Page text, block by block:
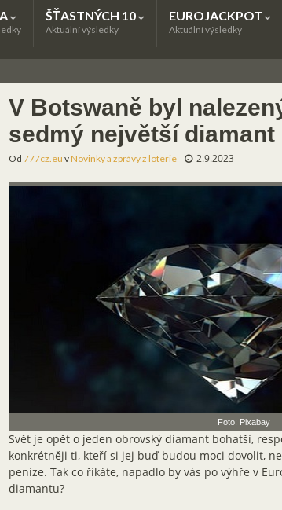
ŠŤASTNÝCH 10
Aktuální výsledky
EUROJACKPOT
Aktuální výsledky
V Botswaně byl
sedmý největší diamant
Od 777cz.eu vNovinky a zprávy z loterie 2.9.2023
Foto: Pixabay
Svět je opět o jeden obrovský diamant bohatší,
konkrétněji ti, kteří si jej buď budou moci dovolit,
peníze. Tak co říkáte, napadlo by vás po výhře v
diamantu?